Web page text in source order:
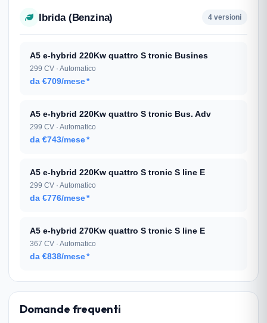
Ibrida (Benzina) 4 versioni
A5 e-hybrid 220Kw quattro S tronic Busines
299 CV · Automatico
da €709/mese*
A5 e-hybrid 220Kw quattro S tronic Bus. Adv
299 CV · Automatico
da €743/mese*
A5 e-hybrid 220Kw quattro S tronic S line E
299 CV · Automatico
da €776/mese*
A5 e-hybrid 270Kw quattro S tronic S line E
367 CV · Automatico
da €838/mese*
Domande frequenti